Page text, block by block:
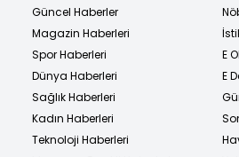
Güncel Haberler
Magazin Haberleri
Spor Haberleri
Dünya Haberleri
Sağlık Haberleri
Kadın Haberleri
Teknoloji Haberleri
E
E